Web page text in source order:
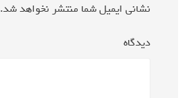
نشانی ایمیل شما منتشر نخواهد شد.
دیدگاه